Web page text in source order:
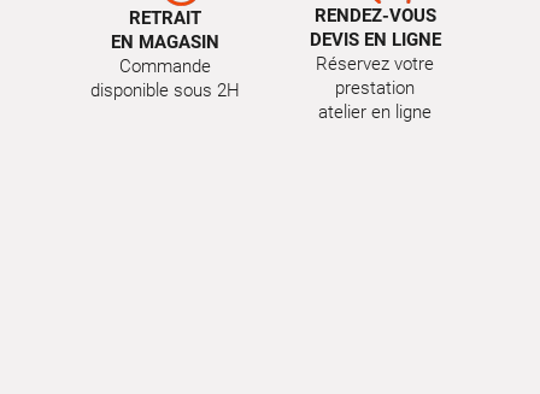
RETRAIT
EN MAGASIN
Commande
disponible sous 2H
RENDEZ-VOUS
DEVIS EN LIGNE
Réservez votre
prestation
atelier en ligne